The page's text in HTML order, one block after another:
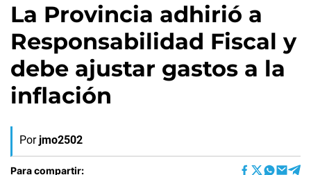
La Provincia adhirió a
Responsabilidad Fiscal y
debe ajustar gastos a la
inflación
Por jmo2502
Para compartir: